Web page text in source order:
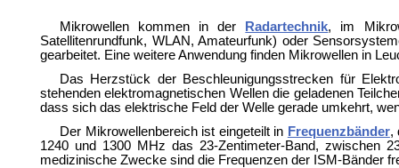
Mikrowellen kommen in der Radartechnik, im
Satellitenrundfunk, WLAN, Amateurfunk) oder
gearbeitet. Eine weitere Anwendung finden Mikrowellen in
Das Herzstück der Beschleunigungsstrecken für
stehenden elektromagnetischen Wellen die geladenen
dass sich das elektrische Feld der Welle gerade umkehrt,
Der Mikrowellenbereich ist eingeteilt in Frequenzbänder,
1240 und 1300 MHz das 23-Zentimeter-Band, zwischen
medizinische Zwecke sind die Frequenzen der ISM-Bänder